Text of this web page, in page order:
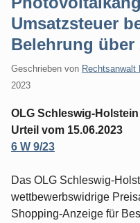
Umsatzsteuer
Belehrung über
Geschrieben von Rechtsanwalt
2023
OLG Schleswig-Holstein
Urteil vom 15.06.2023
6 W 9/23
Das OLG Schleswig-
wettbewerbswidrige
Shopping-Anzeige für